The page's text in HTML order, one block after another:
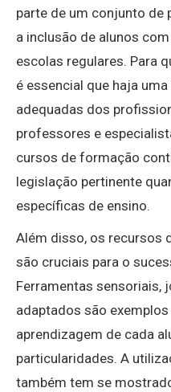
parte de um conjunto de
a inclusão de alunos
escolas regulares. Para
é essencial que haja
adequadas dos
professores e
cursos de formação
legislação pertinente
específicas de ensino.
Além disso, os recursos
são cruciais para o
Ferramentas sensoriais,
adaptados são
aprendizagem de cada
particularidades. A
também tem se